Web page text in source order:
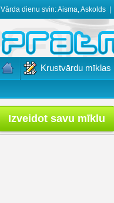
Vārda dienu svin: Aisma, Askolds
Krustvārdu mīklas
Izveidot savu mīklu